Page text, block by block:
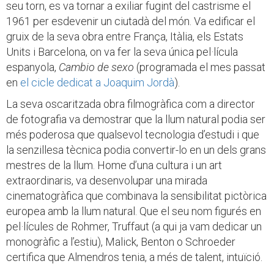
seu torn, es va tornar a exiliar fugint del castrisme el
1961 per esdevenir un ciutadà del món. Va edificar el
gruix de la seva obra entre França, Itàlia, els Estats
Units i Barcelona, on va fer la seva única pel·lícula
espanyola, Cambio de sexo (programada el mes passat
en el cicle dedicat a Joaquim Jordà).
La seva oscaritzada obra filmogràfica com a director
de fotografia va demostrar que la llum natural podia ser
més poderosa que qualsevol tecnologia d’estudi i que
la senzillesa tècnica podia convertir-lo en un dels grans
mestres de la llum. Home d’una cultura i un art
extraordinaris, va desenvolupar una mirada
cinematogràfica que combinava la sensibilitat pictòrica
europea amb la llum natural. Que el seu nom figurés en
pel·lícules de Rohmer, Truffaut (a qui ja vam dedicar un
monogràfic a l’estiu), Malick, Benton o Schroeder
certifica que Almendros tenia, a més de talent, intuïció.